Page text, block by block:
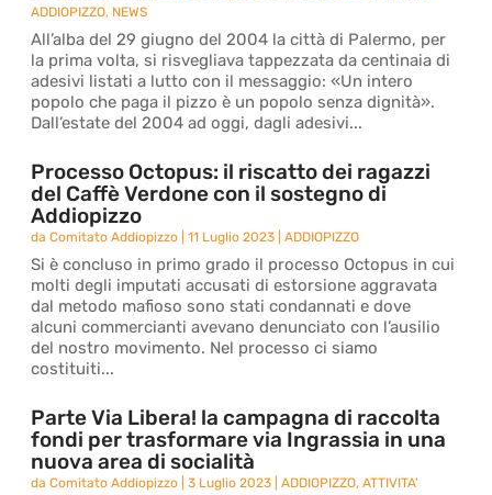
ADDIOPIZZO, NEWS
All’alba del 29 giugno del 2004 la città di Palermo, per
la prima volta, si risvegliava tappezzata da centinaia di
adesivi listati a lutto con il messaggio: «Un intero
popolo che paga il pizzo è un popolo senza dignità».
Dall’estate del 2004 ad oggi, dagli adesivi...
Processo Octopus: il riscatto dei ragazzi
del Caffè Verdone con il sostegno di
Addiopizzo
daComitato Addiopizzo |11 Luglio 2023 |ADDIOPIZZO
Si è concluso in primo grado il processo Octopus in cui
molti degli imputati accusati di estorsione aggravata
dal metodo mafioso sono stati condannati e dove
alcuni commercianti avevano denunciato con l’ausilio
del nostro movimento. Nel processo ci siamo
costituiti...
Parte Via Libera! la campagna di raccolta
fondi per trasformare via Ingrassia in una
nuova area di socialità
daComitato Addiopizzo |3 Luglio 2023 |ADDIOPIZZO,ATTIVITA'